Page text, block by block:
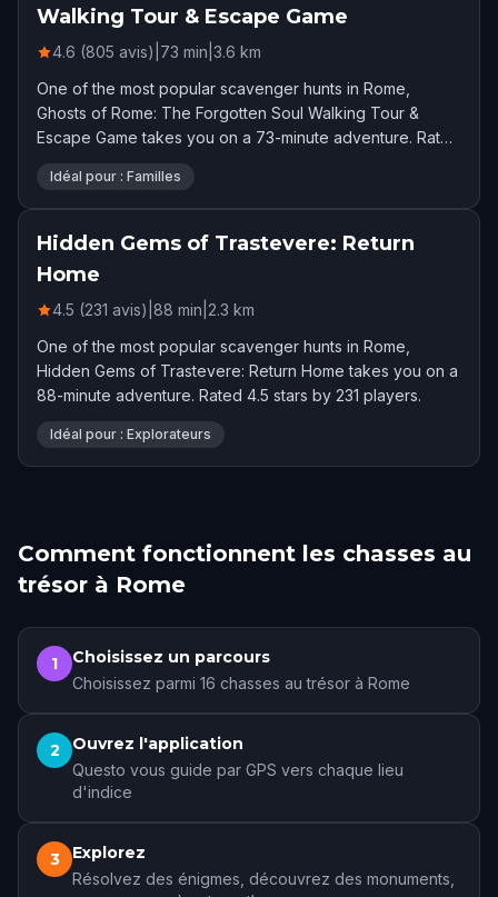
Walking Tour & Escape Game
4.6 (805 avis) 73 min 3.6 km
One of the most popular scavenger hunts in Rome,
Ghosts of Rome: The Forgotten Soul Walking Tour &
Escape Game takes you on a 73-minute adventure. Rated
4.6 stars by 805 players.
Idéal pour : Familles
Hidden Gems of Trastevere: Return
Home
4.5 (231 avis) 88 min 2.3 km
One of the most popular scavenger hunts in Rome,
Hidden Gems of Trastevere: Return Home takes you on a
88-minute adventure. Rated 4.5 stars by 231 players.
Idéal pour : Explorateurs
Comment fonctionnent les chasses au
trésor à Rome
1 Choisissez un parcours
Choisissez parmi 16 chasses au trésor à Rome
2 Ouvrez l'application
Questo vous guide par GPS vers chaque lieu
d'indice
3 Explorez
Résolvez des énigmes, découvrez des monuments,